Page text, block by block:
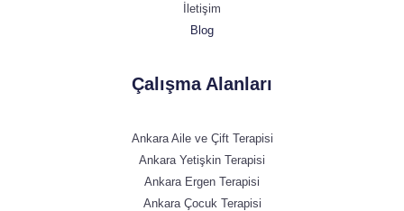
İletişim
Blog
Çalışma Alanları
Ankara Aile ve Çift Terapisi
Ankara Yetişkin Terapisi
Ankara Ergen Terapisi
Ankara Çocuk Terapisi